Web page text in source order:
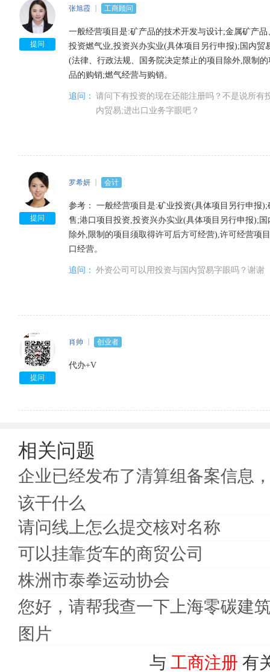
提问
张旭霞 工商顾问
一般经营项目是:矿产品的技术开发与设计;金属矿产
投资燃气业,投资兴办实业(具体项目另行申报);国内
(法律、行政法规、国务院决定禁止的项目除外,限制
品的购销;燃气经营与购销。
追问： 请问下有投资的现在还能注册吗？不是说所有
内贸易;进出口业务字眼吧？
提问
罗希妍 会计
参考： 一般经营项目是:矿业投资(具体项目另行申报
售;港口项目投资,投资兴办实业(具体项目另行申报);
除外,限制的项目须取得许可后方可经营),许可经营项
口经营。
追问： 外资公司可以用投资与国内贸易字眼吗？谢谢
提问
肖帅 创业者
代办+V
相关问题
企业已经发布了清算组备案信息
该干什么
请问线上怎么提交核对名称
可以挂靠货车的商贸公司
株洲市泰拳运动协会
您好，请帮我查一下上海零碳建
图片
与 工商注册 有